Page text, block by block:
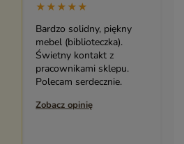
★★★★★
Bardzo solidny, piękny
mebel (biblioteczka).
Świetny kontakt z
pracownikami sklepu.
Polecam serdecznie.
Zobacz opinię